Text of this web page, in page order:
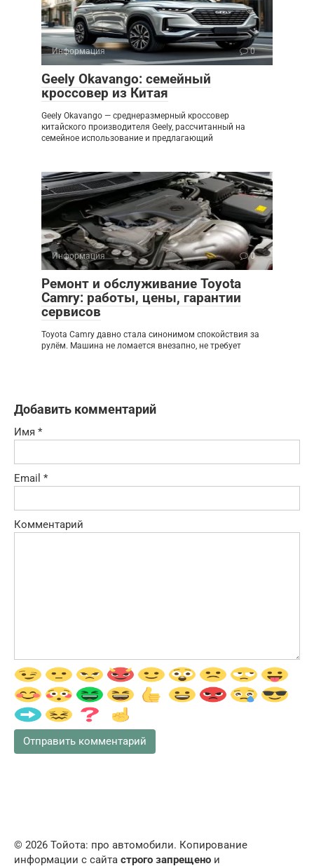
Информация 0
Geely Okavango: семейный
кроссовер из Китая
Geely Okavango — среднеразмерный кроссовер
китайского производителя Geely, рассчитанный на
семейное использование и предлагающий
Информация 0
Ремонт и обслуживание Toyota
Camry: работы, цены, гарантии
сервисов
Toyota Camry давно стала синонимом спокойствия за
рулём. Машина не ломается внезапно, не требует
Добавить комментарий
Имя *
Email *
Комментарий
© 2026 Тойота: про автомобили. Копирование
информации с сайта строго запрещено и